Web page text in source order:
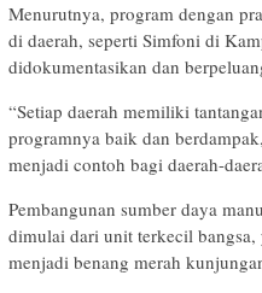
Menurutnya, program dengan
di daerah, seperti Simfoni di
didokumentasikan dan
“Setiap daerah memiliki
programnya baik dan
menjadi contoh bagi daerah-
Pembangunan sumber daya
dimulai dari unit terkecil
menjadi benang merah